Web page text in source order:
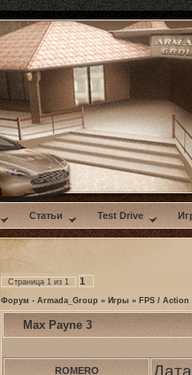
Статьи Test Drive
Страница 1 из 1 1
Форум - Armada_Group » Игры » FPS / Action
Max Payne 3
ROMERO